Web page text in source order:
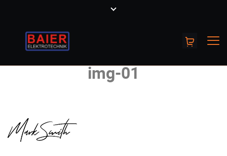
img-01